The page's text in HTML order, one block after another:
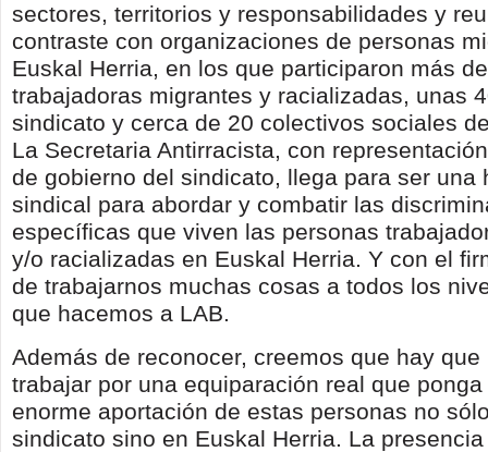
sectores, territorios y responsabilidades y
contraste con organizaciones de personas
Euskal Herria, en los que participaron más
trabajadoras migrantes y racializadas, unas
sindicato y cerca de 20 colectivos sociales
La Secretaria Antirracista, con
de gobierno del sindicato, llega para ser una
sindical para abordar y combatir las
específicas que viven las personas
y/o racializadas en Euskal Herria. Y con el
de trabajarnos muchas cosas a todos los
que hacemos a LAB.
Además de reconocer, creemos que hay que
trabajar por una equiparación real que
enorme aportación de estas personas no
sindicato sino en Euskal Herria. La